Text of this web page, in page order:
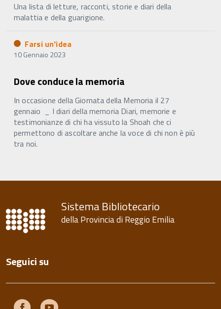
Una lista di letture, racconti, storie e diari della
malattia e della guarigione.
Farsi un'idea
10 Gennaio 2023
Dove conduce la memoria
In occasione della Giornata della Memoria il 27
gennaio _ I diari della memoria Diari, memorie e
testimonianze di chi ha vissuto la Shoah che ci
permettono di ascoltare anche la voce di chi non è più
tra noi.
Sistema Bibliotecario
della Provincia di Reggio Emilia
Seguici su
Facebook